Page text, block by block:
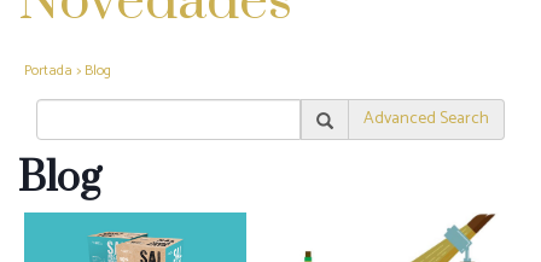
Portada > Blog
Advanced Search
Blog